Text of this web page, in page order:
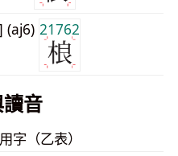
(aj6) 21762
音
字（乙表）